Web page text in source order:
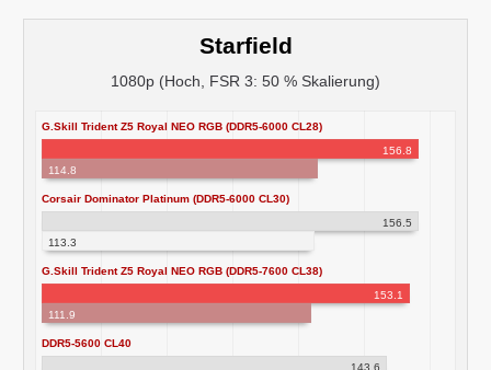
Starfield
1080p (Hoch, FSR 3: 50 % Skalierung)
G.Skill Trident Z5 Royal NEO RGB (DDR5-6000 CL28)
156.8
114.8
Corsair Dominator Platinum (DDR5-6000 CL30)
156.5
113.3
G.Skill Trident Z5 Royal NEO RGB (DDR5-7600 CL38)
153.1
111.9
DDR5-5600 CL40
143.6